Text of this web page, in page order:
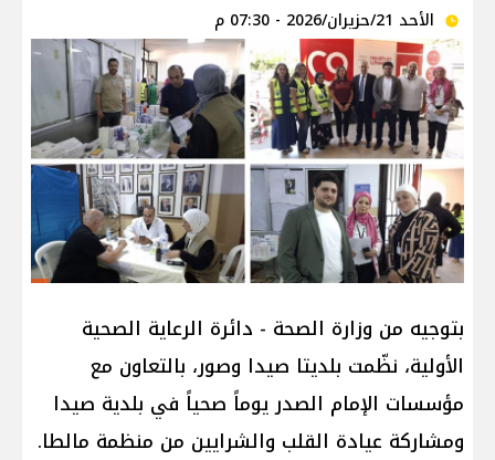
الأحد 21/حزيران/2026 - 07:30 م
بتوجيه من وزارة الصحة - دائرة الرعاية الصحية
الأولية، نظّمت بلديتا صيدا وصور، بالتعاون مع
مؤسسات الإمام الصدر يوماً صحياً في بلدية صيدا
ومشاركة عيادة القلب والشرايين من منظمة مالطا.